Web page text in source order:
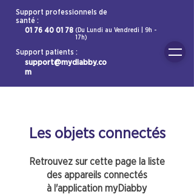
Support professionnels de
santé :
(Du Lundi au Vendredi | 9h -
17h)
01 76 40 01 78
Support patients :
support@mydiabby.co
m
Les objets connectés
Retrouvez sur cette page la liste
des appareils connectés
à l'application myDiabby